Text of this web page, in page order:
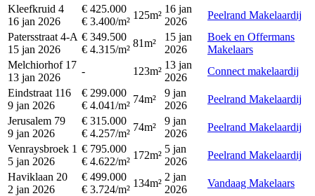
Kleefkruid 4
16 jan 2026
€ 425.000
€ 3.400/m²
125m²
16 jan
2026
Peelrand Makelaardij
Patersstraat 4-A
15 jan 2026
€ 349.500
€ 4.315/m²
81m²
15 jan
2026
Boek en Offermans
Makelaars
Melchiorhof 17
13 jan 2026
- 123m²
13 jan
2026
Connect makelaardij
Eindstraat 116
9 jan 2026
€ 299.000
€ 4.041/m²
74m²
9 jan
2026
Peelrand Makelaardij
Jerusalem 79
9 jan 2026
€ 315.000
€ 4.257/m²
74m²
9 jan
2026
Peelrand Makelaardij
Venraysbroek 1
5 jan 2026
€ 795.000
€ 4.622/m²
172m²
5 jan
2026
Peelrand Makelaardij
Haviklaan 20
2 jan 2026
€ 499.000
€ 3.724/m²
134m²
2 jan
2026
Vandaag Makelaars